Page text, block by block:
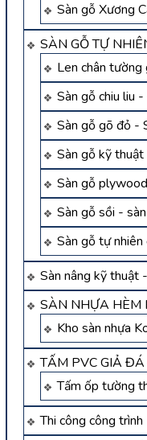
Sàn gỗ Xương
SÀN GỖ TỰ
Len chân tường
Sàn gỗ chiu liu
Sàn gỗ gõ đỏ -
Sàn gỗ kỹ
Sàn gỗ
Sàn gỗ sồi -
Sàn gỗ tự
Sàn nâng kỹ thuật
SÀN NHỰA HÈM
Kho sàn nhựa
TẤM PVC GIẢ
Tấm ốp tường
Thi công công